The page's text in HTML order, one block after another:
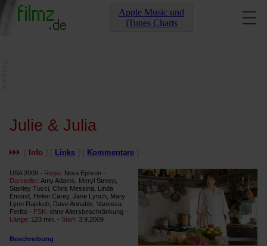
Apple Music und
iTunes Charts
Julie & Julia
Info Links Kommentare
USA 2009 - Regie: Nora Ephron -
Darsteller: Amy Adams, Meryl Streep,
Stanley Tucci, Chris Messina, Linda
Emond, Helen Carey, Jane Lynch, Mary
Lynn Rajskub, Dave Annable, Vanessa
Ferlito - FSK: ohne Altersbeschränkung -
Länge: 123 min. - Start: 3.9.2009
Beschreibung